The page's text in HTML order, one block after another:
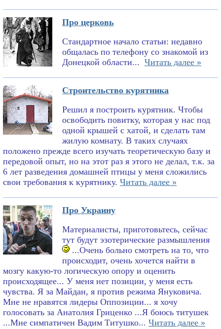
Про церковь
Стандартное начало статьи: недавно
общалась по телефону со знакомой из
Донецкой области... Читать далее »
Строительство курятника
Решил я построить курятник. Чтобы
освободить повитку, которая у нас под
одной крышей с хатой, и сделать там
жилую комнату. В таких случаях
положено прежде всего изучать теоретическую базу и
передовой опыт, но на этот раз я этого не делал, т.к. за
6 лет разведения домашней птицы у меня сложились
свои требования к курятнику. Читать далее »
Про Украину
Материалисты, приготовьтесь, сейчас
тут будут эзотерические размышления
...Очень больно смотреть на то, что
происходит, очень хочется найти в
мозгу какую-то логическую опору и оценить
происходящее... У меня нет позиции, у меня есть
чувства. Я за Майдан, я против режима Януковича.
Мне не нравятся лидеры Оппозиции... я хочу
голосовать за Анатолия Гриценко ...Я боюсь титушек
...Мне симпатичен Вадим Титушко... Читать далее »